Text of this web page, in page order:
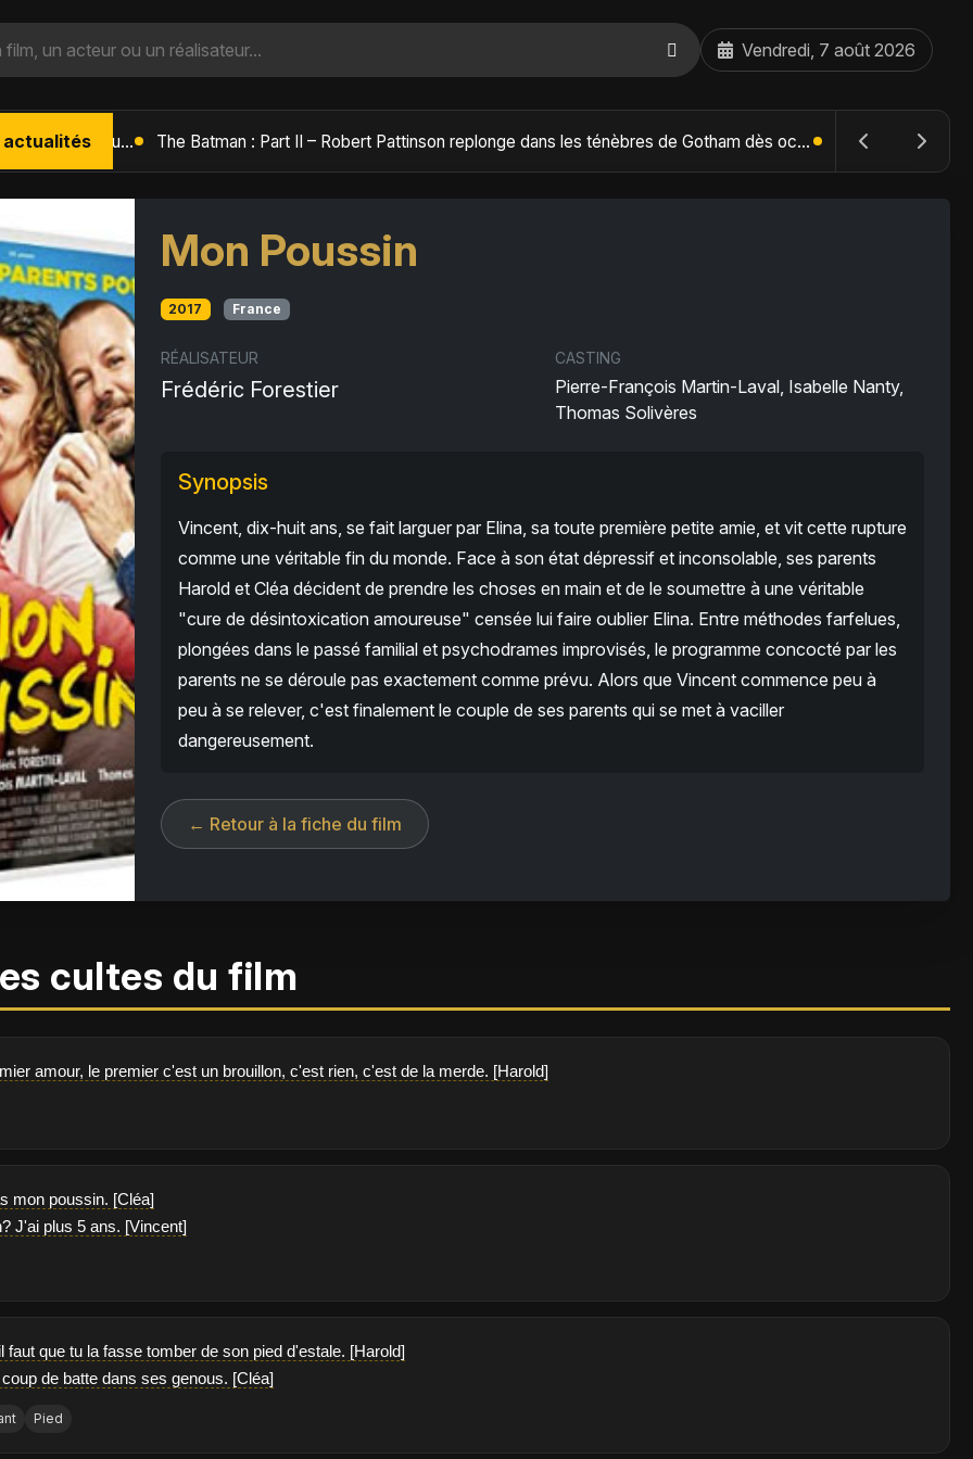
Vendredi, 7 août 2026
actualités L'Âge de Glace : Le Réveil du Volcan – Manny, Sid et Diego de retour pour une aventure explosive The Batman : Part II – Robert Pattinson replonge dans les ténèbres de Gotham dès octobre 2027
Mon Poussin
2017 France
RÉALISATEUR
Frédéric Forestier
CASTING
Pierre-François Martin-Laval, Isabelle Nanty,
Thomas Solivères
Synopsis
Vincent, dix-huit ans, se fait larguer par Elina, sa toute première petite amie, et vit cette rupture
comme une véritable fin du monde. Face à son état dépressif et inconsolable, ses parents
Harold et Cléa décident de prendre les choses en main et de le soumettre à une véritable
"cure de désintoxication amoureuse" censée lui faire oublier Elina. Entre méthodes farfelues,
plongées dans le passé familial et psychodrames improvisés, le programme concocté par les
parents ne se déroule pas exactement comme prévu. Alors que Vincent commence peu à
peu à se relever, c'est finalement le couple de ses parents qui se met à vaciller
dangereusement.
← Retour à la fiche du film
cultes du film
amour, le premier c'est un brouillon, c'est rien, c'est de la merde. [Harold]
mon poussin. [Cléa]
J'ai plus 5 ans. [Vincent]
faut que tu la fasse tomber de son pied d'estale. [Harold]
de batte dans ses genous. [Cléa]
Pied